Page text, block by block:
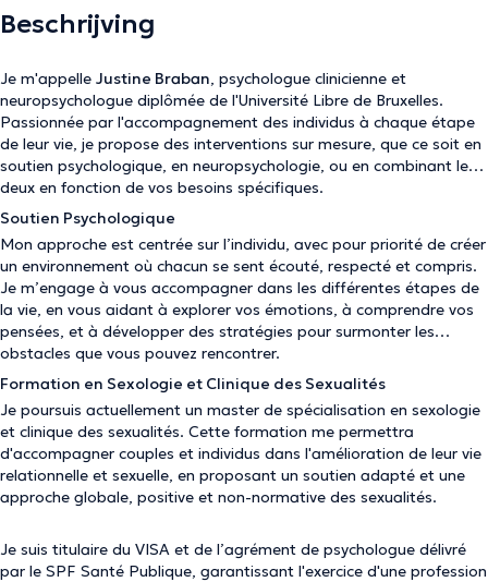
Beschrijving
Je m'appelle Justine Braban, psychologue clinicienne et
neuropsychologue diplômée de l'Université Libre de Bruxelles.
Passionnée par l'accompagnement des individus à chaque étape
de leur vie, je propose des interventions sur mesure, que ce soit en
soutien psychologique, en neuropsychologie, ou en combinant les
deux en fonction de vos besoins spécifiques.
Soutien Psychologique
Mon approche est centrée sur l’individu, avec pour priorité de créer
un environnement où chacun se sent écouté, respecté et compris.
Je m’engage à vous accompagner dans les différentes étapes de
la vie, en vous aidant à explorer vos émotions, à comprendre vos
pensées, et à développer des stratégies pour surmonter les
obstacles que vous pouvez rencontrer.
Formation en Sexologie et Clinique des Sexualités
Je poursuis actuellement un master de spécialisation en sexologie
et clinique des sexualités. Cette formation me permettra
d'accompagner couples et individus dans l'amélioration de leur vie
relationnelle et sexuelle, en proposant un soutien adapté et une
approche globale, positive et non-normative des sexualités.
Je suis titulaire du VISA et de l’agrément de psychologue délivré
par le SPF Santé Publique, garantissant l'exercice d'une profession